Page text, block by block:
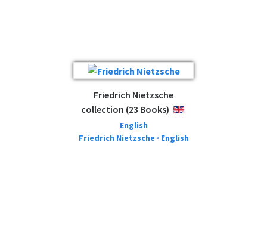
Friedrich Nietzsche
collection (23 Books)
ENGLISH
English
Friedrich Nietzsche · English